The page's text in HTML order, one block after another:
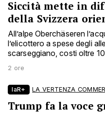
Siccità mette in
della Svizzera
All’alpe Oberchäseren
l’elicottero a spese degli
scarseggiano, costi oltre
2 ore
laR+ LA VERTENZA
Trump fa la voce